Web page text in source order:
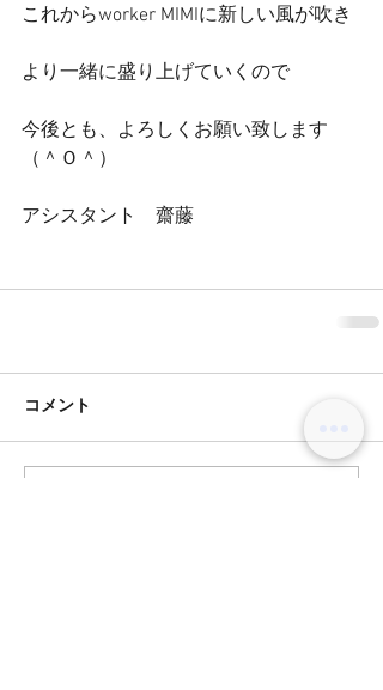
これからworker MIMIに新しい風が吹き
より一緒に盛り上げていくので
今後とも、よろしくお願い致します
（＾Ｏ＾）
アシスタント　齋藤
コメント